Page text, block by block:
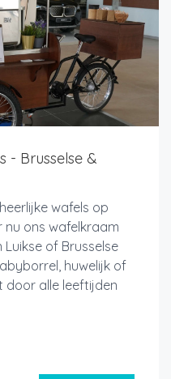
- Brusselse &
wafels op
ons wafelkraam
of Brusselse
huwelijk of
door alle leeftijden